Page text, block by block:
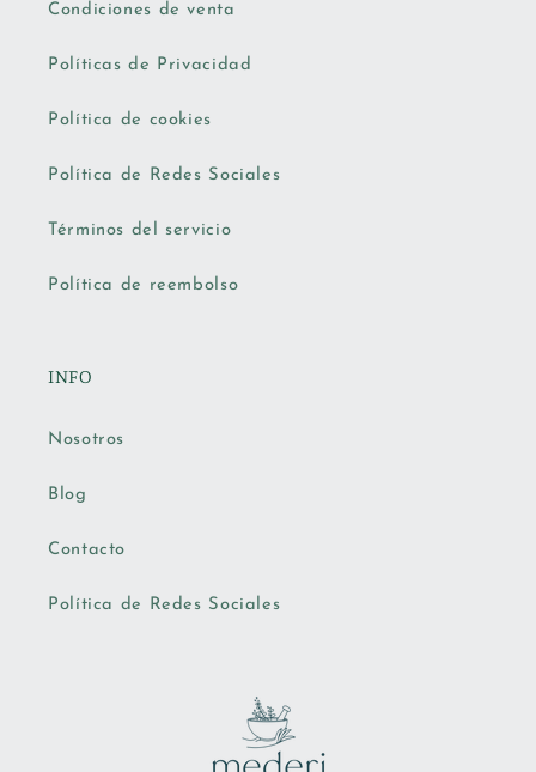
Condiciones de venta
Políticas de Privacidad
Política de cookies
Política de Redes Sociales
Términos del servicio
Política de reembolso
INFO
Nosotros
Blog
Contacto
Política de Redes Sociales